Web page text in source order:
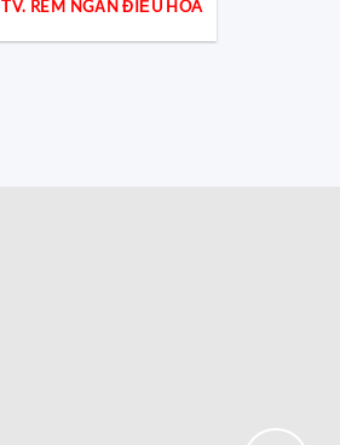
TV. RÈM NGĂN ĐIỀU HÒA